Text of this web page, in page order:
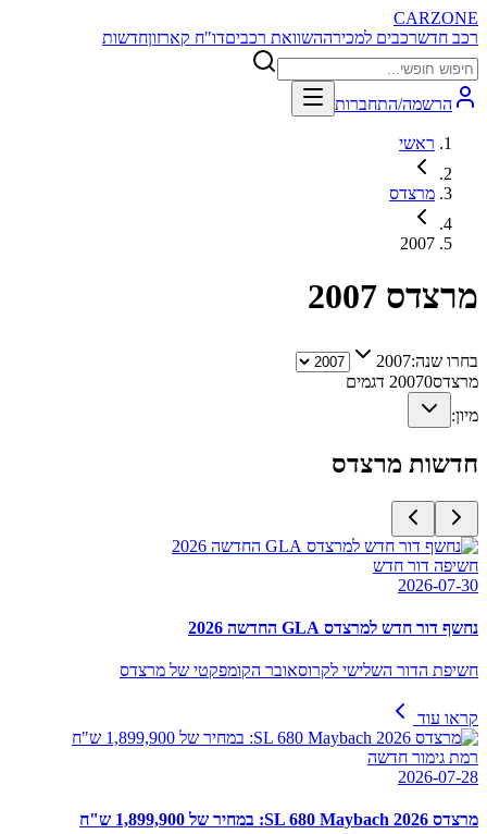
CARZONE
רכב חדשרכבים למכירההשוואת רכביםדו"ח קארזוןחדשות
הרשמה/התחברות
ראשי
מרצדס
2007
מרצדס 2007
בחרו שנה:2007
מרצדס 20070
דגמים
מיון:
חדשות מרצדס
חשיפה דור חדש
2026-07-30
נחשף דור חדש למרצדס GLA החדשה 2026
חשיפת הדור השלישי לקרוסאובר הקומפקטי של מרצדס
קראו עוד
רמת גימור חדשה
2026-07-28
מרצדס SL 680 Maybach 2026: במחיר של 1,899,900 ש"ח